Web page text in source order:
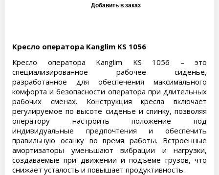
Кресло оператора Kanglim KS 1056
Кресло оператора Kanglim KS 1056 – это
специализированное рабочее сиденье,
разработанное для обеспечения максимального
комфорта и безопасности оператора при длительных
рабочих сменах. Конструкция кресла включает
регулируемое по высоте сиденье и спинку, позволяя
оператору настроить положение под
индивидуальные предпочтения и обеспечить
правильную осанку во время работы. Встроенные
амортизаторы уменьшают вибрации и нагрузки,
создаваемые при движении и подъеме грузов, что
снижает усталость и повышает продуктивность.